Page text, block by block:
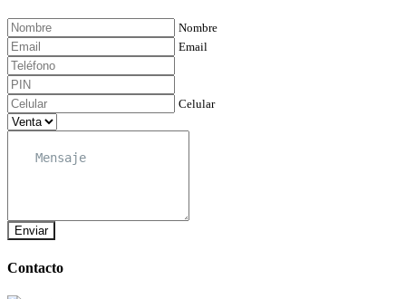
Nombre
Email
Celular
Enviar
Contacto